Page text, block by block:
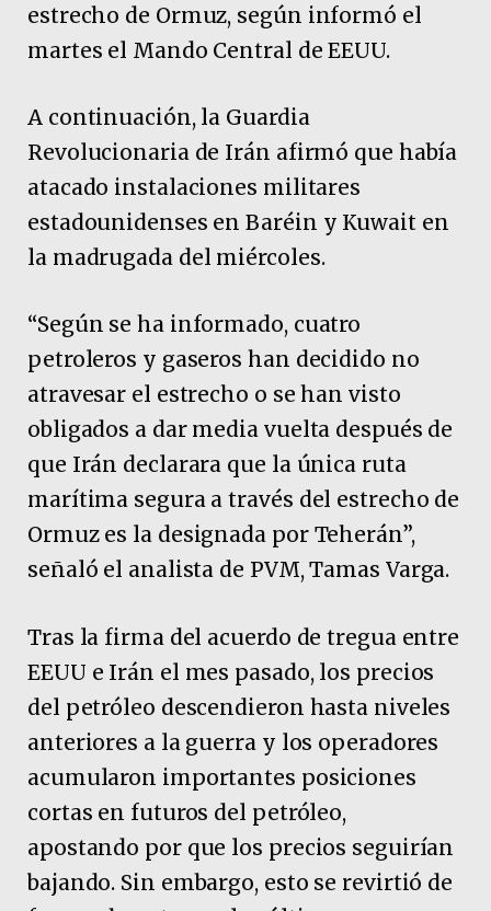
estrecho de Ormuz, según informó el
martes el Mando Central de EEUU.
A continuación, la Guardia
Revolucionaria de Irán afirmó que había
atacado instalaciones militares
estadounidenses en Baréin y Kuwait en
la madrugada del miércoles.
“Según se ha informado, cuatro
petroleros y gaseros han decidido no
atravesar el estrecho o se han visto
obligados a dar media vuelta después de
que Irán declarara que la única ruta
marítima segura a través del estrecho de
Ormuz es la designada por Teherán”,
señaló el analista de PVM, Tamas Varga.
Tras la firma del acuerdo de tregua entre
EEUU e Irán el mes pasado, los precios
del petróleo descendieron hasta niveles
anteriores a la guerra y los operadores
acumularon importantes posiciones
cortas en futuros del petróleo,
apostando por que los precios seguirían
bajando. Sin embargo, esto se revirtió de